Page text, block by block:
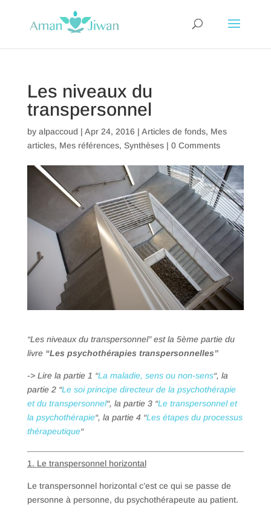
Les niveaux du
transpersonnel
by alpaccoud | Apr 24, 2016 | Articles de fonds, Mes
articles, Mes références, Synthèses| 0 Comments
“Les niveaux du transpersonnel” est la 5ème partie du
livre “Les psychothérapies transpersonnelles”
-> Lire la partie 1 “La maladie, sens ou non-sens“, la
partie 2 “Le soi principe directeur de la psychothérapie
et du transpersonnel“, la partie 3 “Le transpersonnel et
la psychothérapie“, la partie 4 “Les étapes du processus
thérapeutique“
1. Le transpersonnel horizontal
Le transpersonnel horizontal c’est ce qui se passe de
personne à personne, du psychothérapeute au patient.